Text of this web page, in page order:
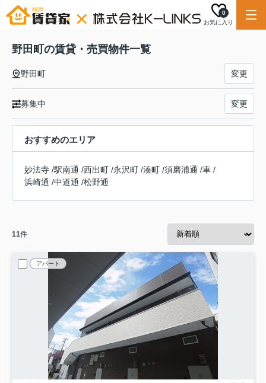
お気に入り
0
野田町の賃貸・売買物件一覧
野田町 変更
募集中 変更
おすすめのエリア
妙法寺 /駅南通 /西出町 /永沢町 /湊町 /須磨浦通 /車 /
浜崎通 /中道通 /松野通
11件
アパート